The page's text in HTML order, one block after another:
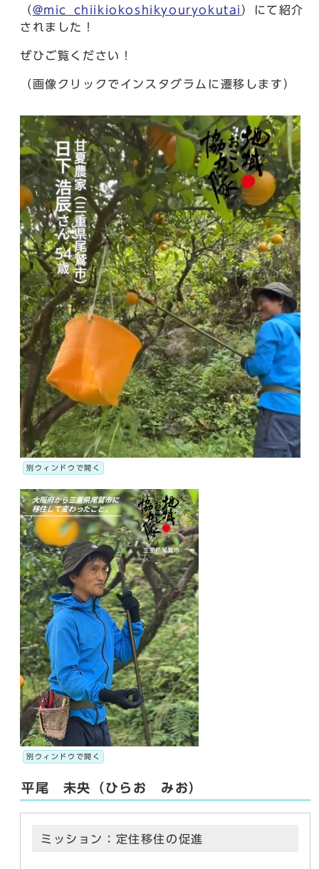
（@mic_chiikiokoshikyouryokutai ）にて紹介
されました！
ぜひご覧ください！
（画像クリックでインスタグラムに遷移します）
別ウィンドウで開く
別ウィンドウで開く
平尾 未央（ひらお みお）
ミッション：定住移住の促進